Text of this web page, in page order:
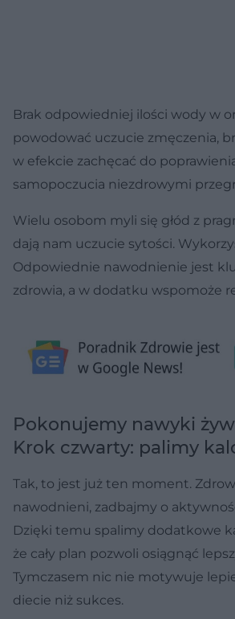
Brak odpowiedniej ilości wody w
powodować uczucie zmęczenia,
w efekcie zachęcać do
samopoczucia niezdrowymi
Wielu osobom myli się głód z
dają nam uczucie sytości.
Odpowiednie nawodnienie jest
zdrowia, a w dodatku wspomoże
Pokonujemy nawyki
Krok czwarty: palimy
Tak, to jest już ten moment.
nawodnieni, zadbajmy o
Dzięki temu spalimy dodatkowe
że cały plan pozwoli osiągnąć
Tymczasem nic nie motywuje
diecie niż sukces.